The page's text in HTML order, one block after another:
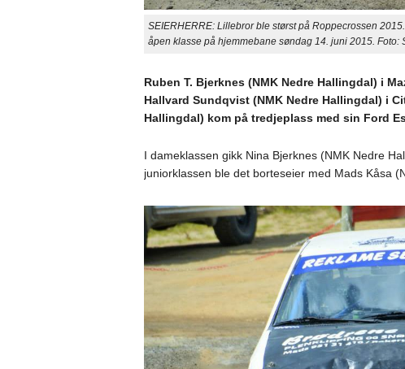
SEIERHERRE: Lillebror ble størst på Roppecrossen
åpen klasse på hjemmebane søndag 14. juni 2015. Foto:
Ruben T. Bjerknes (NMK Nedre Hallingdal) i
Hallvard Sundqvist (NMK Nedre Hallingdal) i
Hallingdal) kom på tredjeplass med sin Ford
I dameklassen gikk Nina Bjerknes (NMK Nedre
juniorklassen ble det borteseier med Mads Kåsa